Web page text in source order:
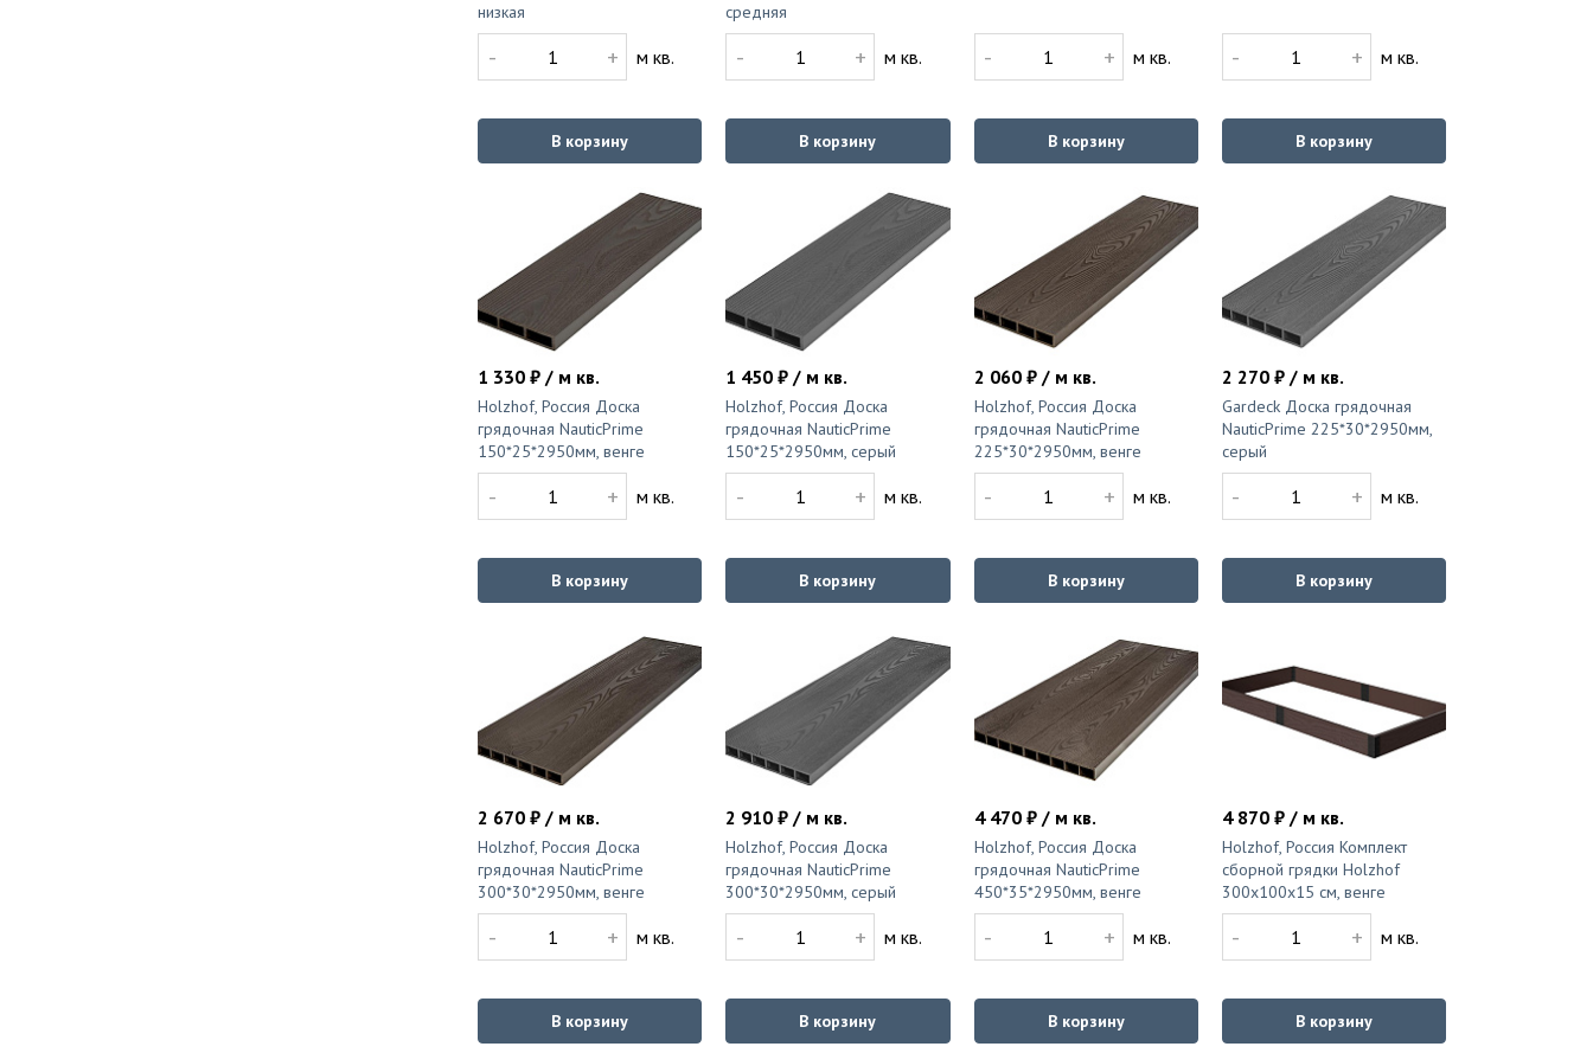
низкая
- + м кв.
В корзину
средняя
- + м кв.
В корзину
- + м кв.
В корзину
- + м кв.
В корзину
1 330 ₽ / м кв.
Holzhof, Россия Доска
грядочная NauticPrime
150*25*2950мм, венге
- + м кв.
В корзину
1 450 ₽ / м кв.
Holzhof, Россия Доска
грядочная NauticPrime
150*25*2950мм, серый
- + м кв.
В корзину
2 060 ₽ / м кв.
Holzhof, Россия Доска
грядочная NauticPrime
225*30*2950мм, венге
- + м кв.
В корзину
2 270 ₽ / м кв.
Gardeck Доска грядочная
NauticPrime 225*30*2950мм,
серый
- + м кв.
В корзину
2 670 ₽ / м кв.
Holzhof, Россия Доска
грядочная NauticPrime
300*30*2950мм, венге
- + м кв.
В корзину
2 910 ₽ / м кв.
Holzhof, Россия Доска
грядочная NauticPrime
300*30*2950мм, серый
- + м кв.
В корзину
4 470 ₽ / м кв.
Holzhof, Россия Доска
грядочная NauticPrime
450*35*2950мм, венге
- + м кв.
В корзину
4 870 ₽ / м кв.
Holzhof, Россия Комплект
сборной грядки Holzhof
300x100x15 см, венге
- + м кв.
В корзину